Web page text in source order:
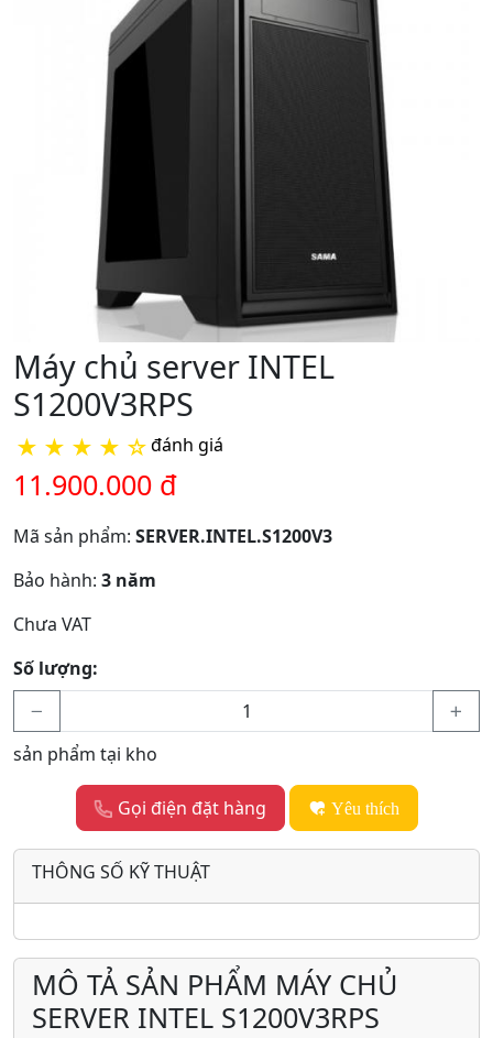
Máy chủ server INTEL
S1200V3RPS
★ ★ ★ ★ ☆đánh giá
11.900.000 đ
Mã sản phẩm: SERVER.INTEL.S1200V3
Bảo hành: 3 năm
Chưa VAT
Số lượng:
sản phẩm tại kho
Gọi điện đặt hàng Yêu thích
THÔNG SỐ KỸ THUẬT
MÔ TẢ SẢN PHẨM MÁY CHỦ
SERVER INTEL S1200V3RPS